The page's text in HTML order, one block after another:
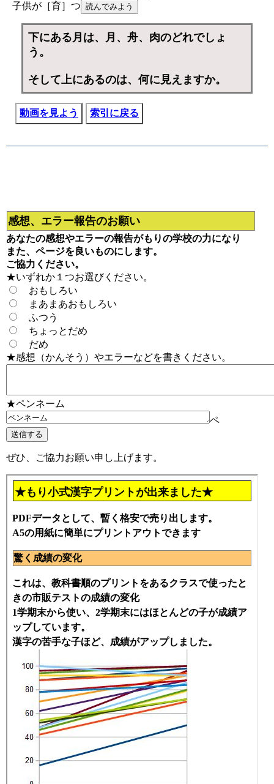
子供が［育］つ
下にある月は、月、舟、肉のどれでしょ
う。
そして上にあるのは、何に見えますか。
動画を見よう 索引に戻る
感想、エラー報告のお願い
あなたの感想やエラーの報告がもりの学校の力になり
また、ページを良いものにします。
ご協力ください。
★いずれか１つお選びください。
おもしろい
まあまあおもしろい
ふつう
ちょっとだめ
だめ
★感想（かんそう）やエラーなどを書きください。
★ペンネーム
ペ
ぜひ、ご協力お願い申し上げます。